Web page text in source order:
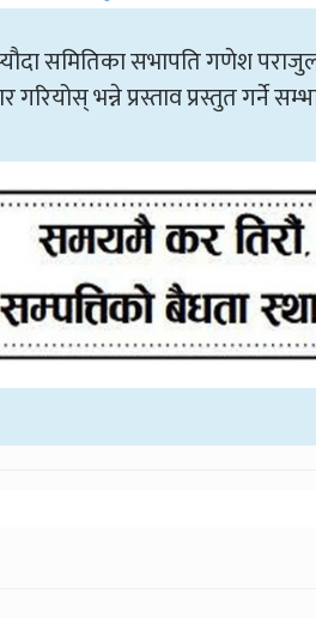
समितिका सभापति गणेश
गरियोस् भन्ने प्रस्ताव प्रस्तुत गर्ने